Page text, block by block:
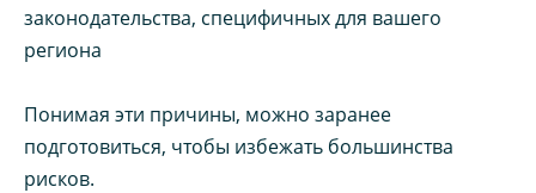
законодательства, специфичных для вашего
региона
Понимая эти причины, можно заранее
подготовиться, чтобы избежать большинства
рисков.